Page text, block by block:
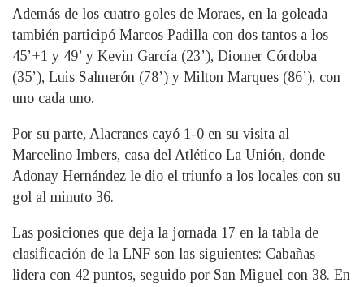
Además de los cuatro goles de Moraes, en la goleada
también participó Marcos Padilla con dos tantos a los
45’+1 y 49’ y Kevin García (23’), Diomer Córdoba
(35’), Luis Salmerón (78’) y Milton Marques (86’), con
uno cada uno.
Por su parte, Alacranes cayó 1-0 en su visita al
Marcelino Imbers, casa del Atlético La Unión, donde
Adonay Hernández le dio el triunfo a los locales con su
gol al minuto 36.
Las posiciones que deja la jornada 17 en la tabla de
clasificación de la LNF son las siguientes: Cabañas
lidera con 42 puntos, seguido por San Miguel con 38. En